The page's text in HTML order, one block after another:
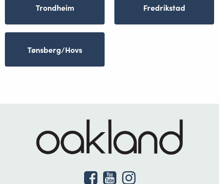
Trondheim Fredrikstad
Tønsberg/Hovs